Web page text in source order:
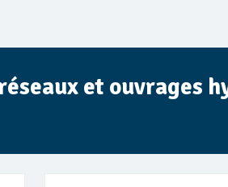
et ouvrages